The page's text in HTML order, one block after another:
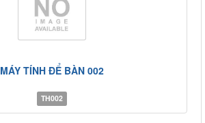
MÁY TÍNH ĐỂ BÀN 002
TH002